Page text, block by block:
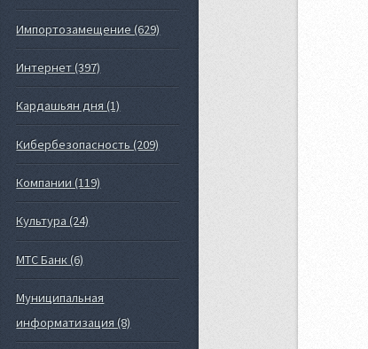
Импортозамещение (629)
Интернет (397)
Кардашьян дня (1)
Кибербезопасность (209)
Компании (119)
Культура (24)
МТС Банк (6)
Муниципальная
информатизация (8)